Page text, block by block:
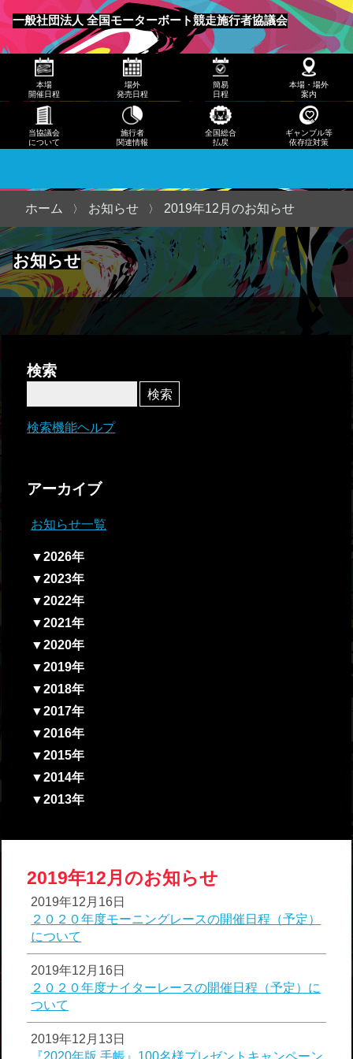
一般社団法人 全国モーターボート競走施行者協議会
メニュー
発売
日程
日程
本
場・
当協
議会
につ
いて
本場
開催日程
場外
発売日程
簡易
日程
本場・場外
案内
当協議会
について
施行者
関連情報
全国総合
払戻
ギャンブル等
依存症対策
お知らせ
ホーム お知らせ 2019年12月のお知らせ
検索
検索機能ヘルプ
アーカイブ
お知らせ一覧
▼2026年
▼2023年
▼2022年
▼2021年
▼2020年
▼2019年
▼2018年
▼2017年
▼2016年
▼2015年
▼2014年
▼2013年
2019年12月のお知らせ
2019年12月16日
２０２０年度モーニングレースの開催日程（予定）
について
2019年12月16日
２０２０年度ナイターレースの開催日程（予定）に
ついて
2019年12月13日
『2020年版 手帳』100名様プレゼントキャンペーン